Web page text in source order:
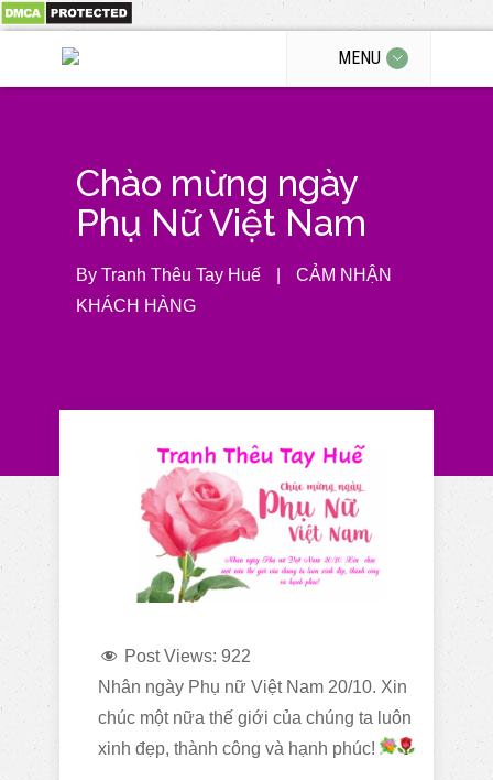
MENU
Chào mừng ngày
Phụ Nữ Việt Nam
By Tranh Thêu Tay Huế
CẢM NHẬN
KHÁCH HÀNG
Post Views: 922
Nhân ngày Phụ nữ Việt Nam 20/10. Xin
chúc một nữa thế giới của chúng ta luôn
xinh đẹp, thành công và hạnh phúc!